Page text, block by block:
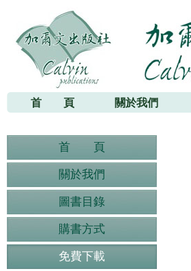
加爾文出版社
首 頁 關於我們
首 頁
關於我們
圖書目錄
購書方式
免費下載